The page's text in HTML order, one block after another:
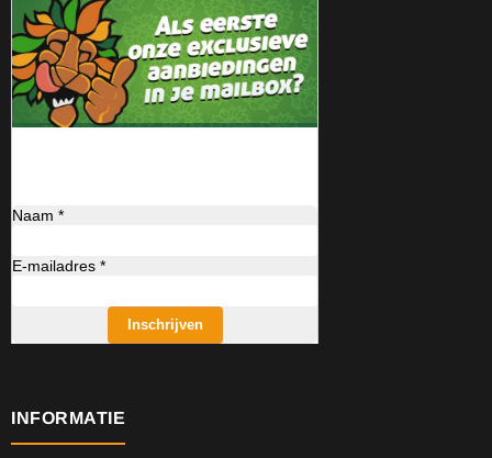
Naam *
E-mailadres *
Inschrijven
INFORMATIE